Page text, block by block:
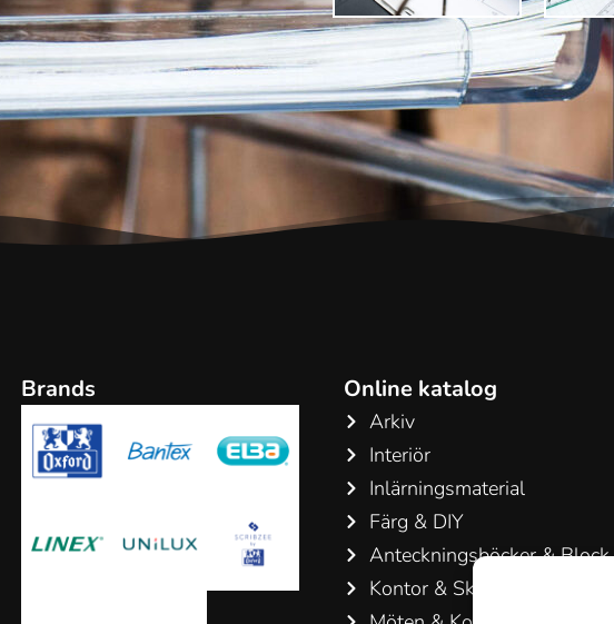
Brands Online katalog
Arkiv
Interiör
Inlärningsmaterial
Färg & DIY
Anteckningsböcker & Block
Kontor & Skriv artiklar